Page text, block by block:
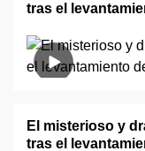
tras el
El misterioso y
tras el